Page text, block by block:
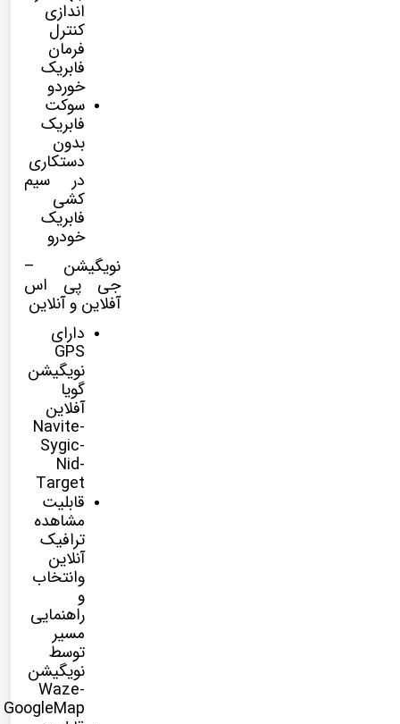
اندازی
کنترل
فرمان
فابریک
خوردو
سوکت
فابریک
بدون
دستکاری
در سیم
کشی
فابریک
خودرو
نویگیشن –
جی پی اس
آفلاین و آنلاین
دارای
GPS
نویگیشن
گویا
آفلاین
Navite-
Sygic-
Nid-
Target
قابلیت
مشاهده
ترافیک
آنلاین
وانتخاب
و
راهنمایی
مسیر
توسط
نویگیشن
Waze-
GoogleMap